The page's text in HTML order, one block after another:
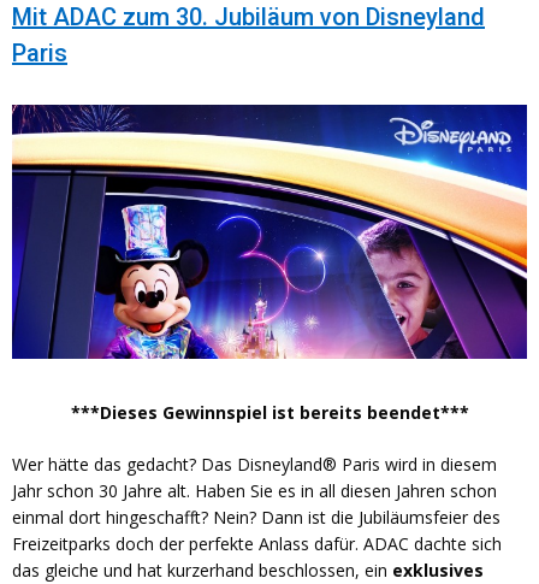
Mit ADAC zum 30. Jubiläum von Disneyland
Paris
***Dieses Gewinnspiel ist bereits beendet***
Wer hätte das gedacht? Das Disneyland® Paris wird in diesem
Jahr schon 30 Jahre alt. Haben Sie es in all diesen Jahren schon
einmal dort hingeschafft? Nein? Dann ist die Jubiläumsfeier des
Freizeitparks doch der perfekte Anlass dafür. ADAC dachte sich
das gleiche und hat kurzerhand beschlossen, ein exklusives